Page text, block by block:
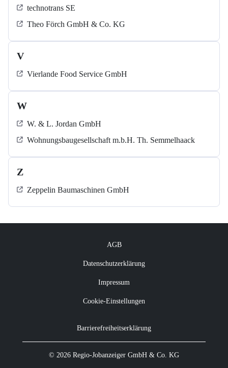
technotrans SE
Theo Förch GmbH & Co. KG
V
Vierlande Food Service GmbH
W
W. & L. Jordan GmbH
Wohnungsbaugesellschaft m.b.H. Th. Semmelhaack
Z
Zeppelin Baumaschinen GmbH
AGB
Datenschutzerklärung
Impressum
Cookie-Einstellungen
Barrierefreiheitserklärung
© 2026 Regio-Jobanzeiger GmbH & Co. KG